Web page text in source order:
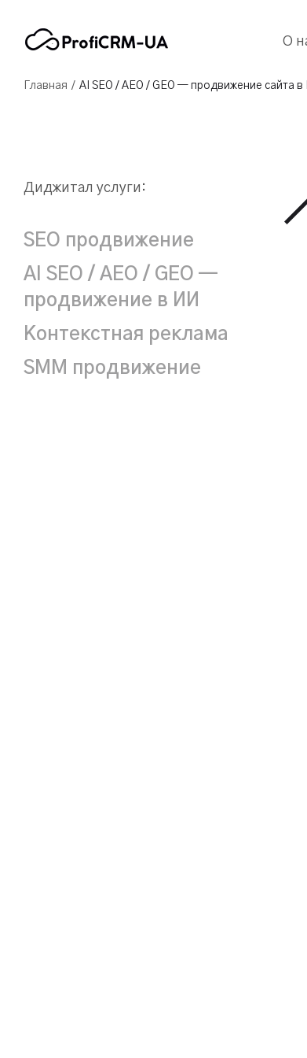
О
Главная / AI SEO / AEO / GEO — продвижение сайта
Диджитал услуги:
SEO продвижение
AI SEO / AEO / GEO —
продвижение в ИИ
Контекстная реклама
SMM продвижение